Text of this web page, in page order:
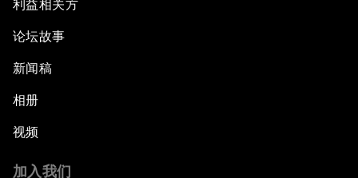
利益相关方
论坛故事
新闻稿
相册
视频
加入我们